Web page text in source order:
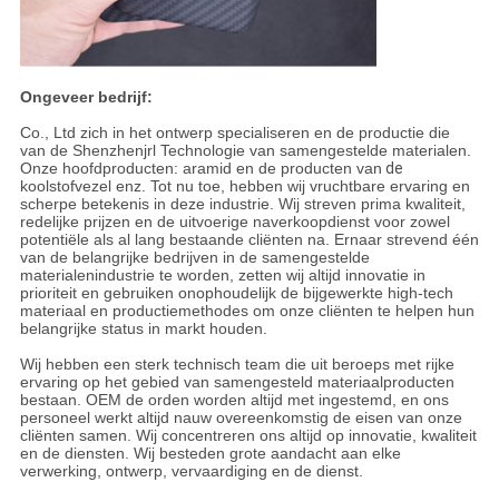
Ongeveer bedrijf:
Co., Ltd zich in het ontwerp specialiseren en de productie die
van de Shenzhenjrl Technologie van samengestelde materialen.
Onze hoofdproducten: aramid en de producten van de
koolstofvezel enz. Tot nu toe, hebben wij vruchtbare ervaring en
scherpe betekenis in deze industrie. Wij streven prima kwaliteit,
redelijke prijzen en de uitvoerige naverkoopdienst voor zowel
potentiële als al lang bestaande cliënten na. Ernaar strevend één
van de belangrijke bedrijven in de samengestelde
materialenindustrie te worden, zetten wij altijd innovatie in
prioriteit en gebruiken onophoudelijk de bijgewerkte high-tech
materiaal en productiemethodes om onze cliënten te helpen hun
belangrijke status in markt houden.
Wij hebben een sterk technisch team die uit beroeps met rijke
ervaring op het gebied van samengesteld materiaalproducten
bestaan. OEM de orden worden altijd met ingestemd, en ons
personeel werkt altijd nauw overeenkomstig de eisen van onze
cliënten samen. Wij concentreren ons altijd op innovatie, kwaliteit
en de diensten. Wij besteden grote aandacht aan elke
verwerking, ontwerp, vervaardiging en de dienst.